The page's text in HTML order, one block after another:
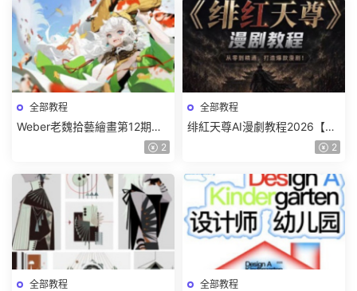
全部教程
Weber老魏拾藝繪畫第12期角
色特訓班【畫質不錯隻有視
2
全部教程
绯紅天尊AI漫劇教程2026【畫
2
全部教程 全部教程